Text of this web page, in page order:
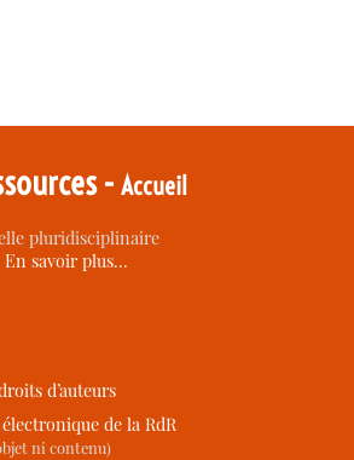
-Accueil
pluridisciplinaire
En savoir plus…
d’auteurs
de la RdR
ni contenu)